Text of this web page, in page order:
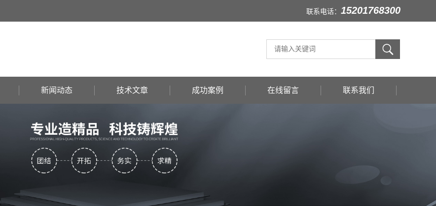
联系电话： 15201768300
新闻动态 技术文章 成功案例 在线留言 联系我们